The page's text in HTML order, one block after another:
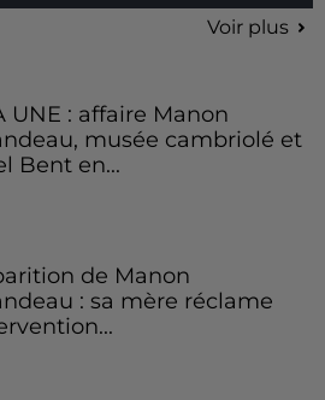
Voir plus
UNE : affaire Manon
musée cambriolé et
Bent en...
de Manon
: sa mère réclame